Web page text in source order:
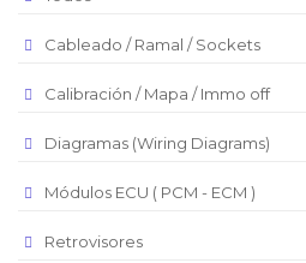
Euro
Real Brasilero
Cableado / Ramal / Sockets
Calibración / Mapa / Immo off
Diagramas (Wiring Diagrams)
Módulos ECU ( PCM - ECM )
Retrovisores